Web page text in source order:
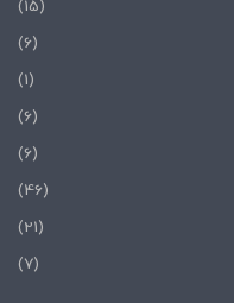
(15)
(6)
(1)
(6)
(6)
(46)
(21)
(7)